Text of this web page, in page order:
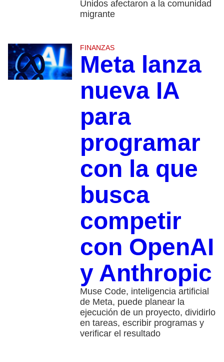
Unidos afectaron a la comunidad
migrante
FINANZAS
Meta lanza
nueva IA
para
programar
con la que
busca
competir
con OpenAI
y Anthropic
Muse Code, inteligencia artificial
de Meta, puede planear la
ejecución de un proyecto, dividirlo
en tareas, escribir programas y
verificar el resultado